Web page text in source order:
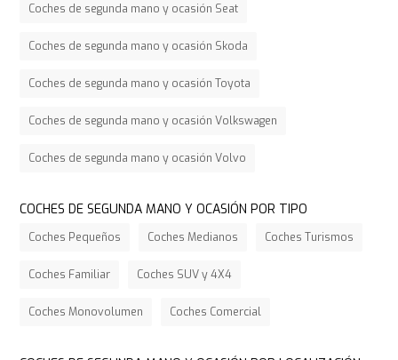
Coches de segunda mano y ocasión Seat
Coches de segunda mano y ocasión Skoda
Coches de segunda mano y ocasión Toyota
Coches de segunda mano y ocasión Volkswagen
Coches de segunda mano y ocasión Volvo
COCHES DE SEGUNDA MANO Y OCASIÓN POR TIPO
Coches Pequeños Coches Medianos Coches Turismos
Coches Familiar Coches SUV y 4X4
Coches Monovolumen Coches Comercial